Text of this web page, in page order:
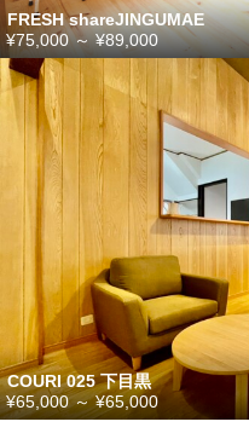
FRESH shareJINGUMAE
¥75,000～¥89,000
COURI 025 下目黒
¥65,000～¥65,000